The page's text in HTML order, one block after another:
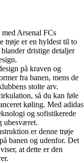
Arsenal FCs
trøje er en hyldest til to
dristige detaljer
på kraven og
fra banen, mens de
stolte arv.
så du kan føle
køling. Med adidas
og sofistikerede
ubesværet.
er denne trøje
banen og udenfor. Det
at dette er den